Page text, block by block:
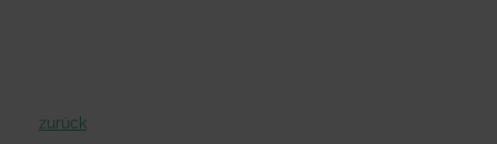
zurück